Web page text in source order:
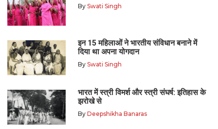
By Swati Singh
इन 15 महिलाओं ने भारतीय संविधान बनाने में
दिया था अपना योगदान
By Swati Singh
भारत में स्त्री विमर्श और स्त्री संघर्ष: इतिहास के
झरोखे से
By Deepshikha Banaras